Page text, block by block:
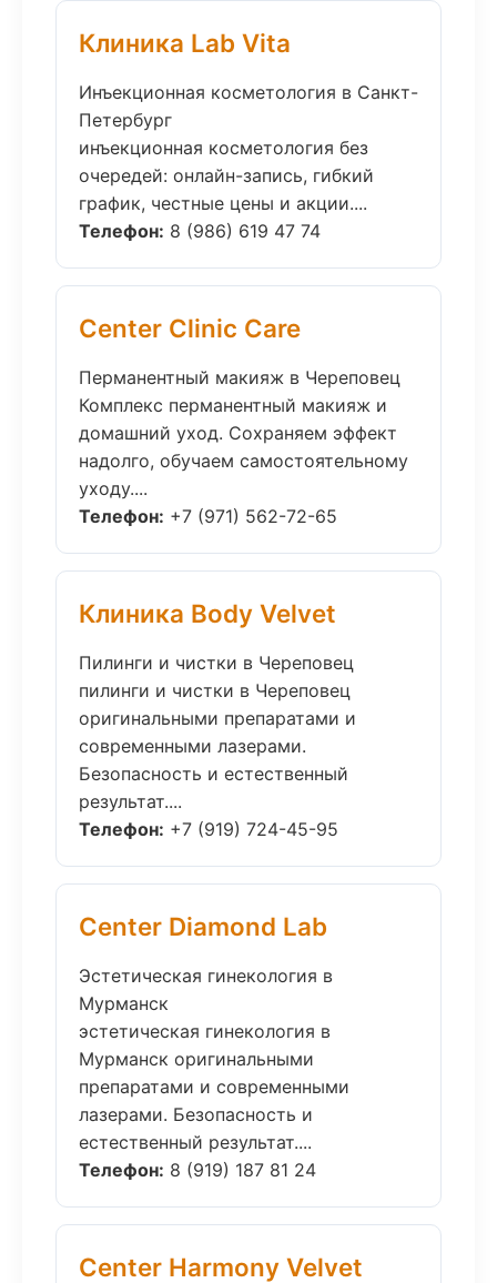
Клиника Lab Vita
Инъекционная косметология в Санкт-
Петербург
инъекционная косметология без
очередей: онлайн-запись, гибкий
график, честные цены и акции....
Телефон: 8 (986) 619 47 74
Center Clinic Care
Перманентный макияж в Череповец
Комплекс перманентный макияж и
домашний уход. Сохраняем эффект
надолго, обучаем самостоятельному
уходу....
Телефон: +7 (971) 562-72-65
Клиника Body Velvet
Пилинги и чистки в Череповец
пилинги и чистки в Череповец
оригинальными препаратами и
современными лазерами.
Безопасность и естественный
результат....
Телефон: +7 (919) 724-45-95
Center Diamond Lab
Эстетическая гинекология в
Мурманск
эстетическая гинекология в
Мурманск оригинальными
препаратами и современными
лазерами. Безопасность и
естественный результат....
Телефон: 8 (919) 187 81 24
Center Harmony Velvet